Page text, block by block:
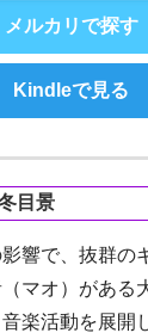
メルカリで探す
Kindleで見る
目景
響で、抜群の
マオ）がある
楽活動を展開